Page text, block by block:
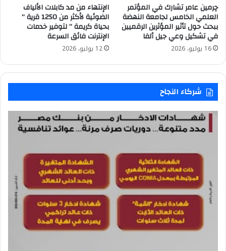
چرمين عامر تشارك في المؤتمر
العلمي الخامس لجامعة النهضة
ببحث حول تأثير المؤثرين الرقميين
في تشكيل وعي جيل ألفا
16 يوليو، 2026
الإنتهاء من مد كابلات الألياف
الضوئية لأكثر من 1250 قرية ”
بحياة كريمة ” لتوفير خدمات
الإنترنت فائق السرعة
12 يوليو، 2026
شركاء النجاح